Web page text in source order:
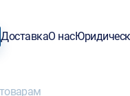
ДоставкаО нас